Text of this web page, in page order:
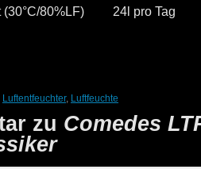
80%LF) 24l pro Tag
Luftentfeuchter, Luftfeuchte
zu Comedes